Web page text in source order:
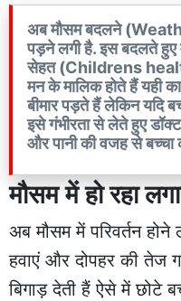
अब मौसम बदलने
पड़ने लगी है. इस बदलते हुए
सेहत (Childrens
मन के मालिक होते हैं यही
बीमार पड़ते हैं लेकिन यदि
इसे गंभीरता से लेते हुए
और पानी की वजह से बच्चा
मौसम में हो रहा
अब मौसम में परिवर्तन
हवाएं और दोपहर की तेज
बिगाड़ देती हैं ऐसे में छोटे